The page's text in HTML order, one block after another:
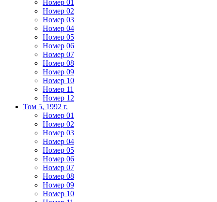
Номер 01
Номер 02
Номер 03
Номер 04
Номер 05
Номер 06
Номер 07
Номер 08
Номер 09
Номер 10
Номер 11
Номер 12
Том 5, 1992 г.
Номер 01
Номер 02
Номер 03
Номер 04
Номер 05
Номер 06
Номер 07
Номер 08
Номер 09
Номер 10